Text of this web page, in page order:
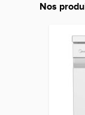
Nos